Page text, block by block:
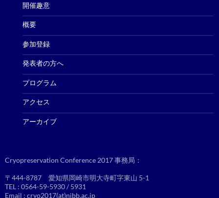
開催趣意
概要
参加登録
発表者の方へ
プログラム
アクセス
アーカイブ
Cryopreservation Conference 2017 事務局：
〒444-8787 愛知県岡崎市明大寺町字東山 5-1
TEL : 0564-59-5930 / 5931
Email : cryo2017(at)nibb.ac.jp